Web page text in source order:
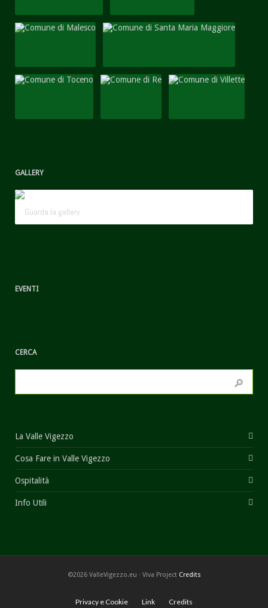
GALLERY
Guarda la gallery
EVENTI
CERCA
La Valle Vigezzo
Cosa Fare in Valle Vigezzo
Ospitalità
Info Utili
©2026 ValleVigezzo.eu · Viva Project Credits
Privacy e Cookie Link Credits